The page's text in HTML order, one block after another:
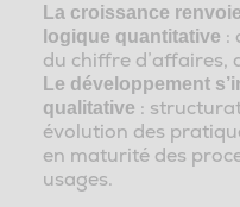
La croissance
logique quantitative :
du chiffre d’affaires,
Le développement
qualitative :
évolution des
en maturité des
usages.